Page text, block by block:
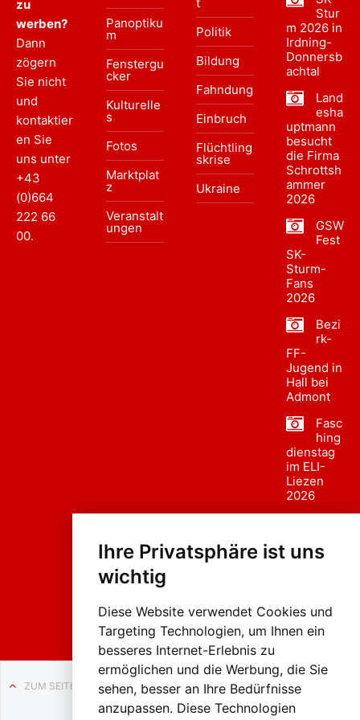
Ihre Privatsphäre ist uns
wichtig
Diese Website verwendet Cookies und
Targeting Technologien, um Ihnen ein
besseres Internet-Erlebnis zu
ermöglichen und die Werbung, die Sie
sehen, besser an Ihre Bedürfnisse
anzupassen. Diese Technologien
zu
werben?
Dann
zögern
Sie nicht
und
kontaktier
en Sie
uns unter
+43
(0)664
222 66
00.
Panoptiku
m
Fenstergu
cker
Kulturelle
s
Fotos
Marktplat
z
Veranstalt
ungen
Politik
Bildung
Fahndung
Einbruch
Flüchtling
skrise
Ukraine
Stur
m 2026 in
Irdning-
Donnersb
achtal
Land
esha
uptmann
besucht
die Firma
Schrottsh
ammer
2026
GSW
Fest
SK-
Sturm-
Fans
2026
Bezi
rk-
FF-
Jugend in
Hall bei
Admont
Fasc
hing
dienstag
im ELI-
Liezen
2026
sumzug
Liezen
ZUM SEITENANFANG
Auf BLO24.at werben?